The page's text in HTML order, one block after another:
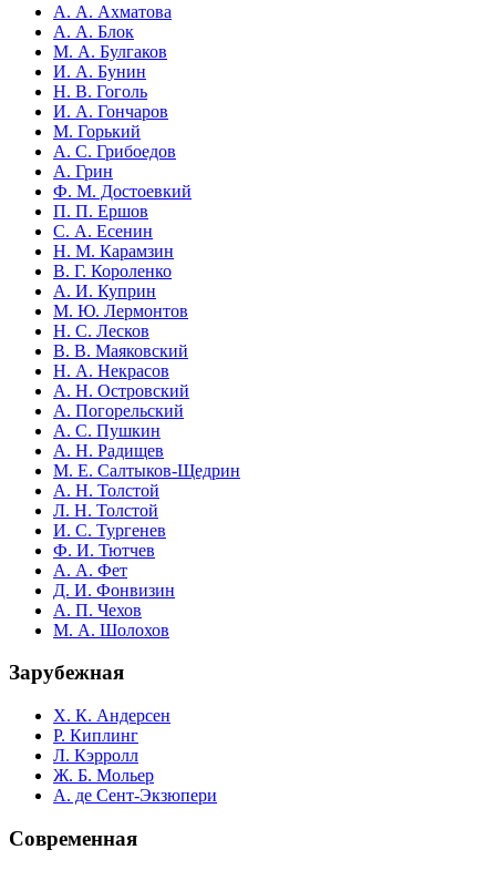
А. А. Ахматова
А. А. Блок
М. А. Булгаков
И. А. Бунин
Н. В. Гоголь
И. А. Гончаров
М. Горький
А. С. Грибоедов
А. Грин
Ф. М. Достоевкий
П. П. Ершов
С. А. Есенин
Н. М. Карамзин
В. Г. Короленко
А. И. Куприн
М. Ю. Лермонтов
Н. С. Лесков
В. В. Маяковский
Н. А. Некрасов
А. Н. Островский
А. Погорельский
А. С. Пушкин
А. Н. Радищев
М. Е. Салтыков-Щедрин
А. Н. Толстой
Л. Н. Толстой
И. С. Тургенев
Ф. И. Тютчев
А. А. Фет
Д. И. Фонвизин
А. П. Чехов
М. А. Шолохов
Зарубежная
Х. К. Андерсен
Р. Киплинг
Л. Кэрролл
Ж. Б. Мольер
А. де Сент-Экзюпери
Современная